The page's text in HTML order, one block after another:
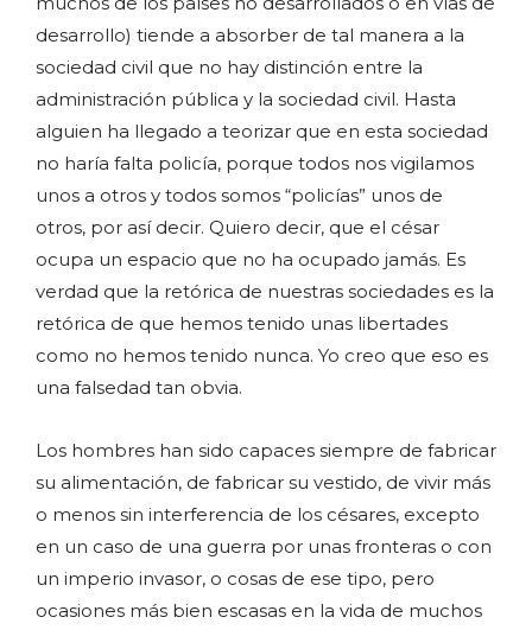
desarrollo) tiende a absorber de tal manera a la
sociedad civil que no hay distinción entre la
administración pública y la sociedad civil. Hasta
alguien ha llegado a teorizar que en esta sociedad
no haría falta policía, porque todos nos vigilamos
unos a otros y todos somos “policías” unos de
otros, por así decir. Quiero decir, que el césar
ocupa un espacio que no ha ocupado jamás. Es
verdad que la retórica de nuestras sociedades es la
retórica de que hemos tenido unas libertades
como no hemos tenido nunca. Yo creo que eso es
una falsedad tan obvia.
Los hombres han sido capaces siempre de fabricar
su alimentación, de fabricar su vestido, de vivir más
o menos sin interferencia de los césares, excepto
en un caso de una guerra por unas fronteras o con
un imperio invasor, o cosas de ese tipo, pero
ocasiones más bien escasas en la vida de muchos